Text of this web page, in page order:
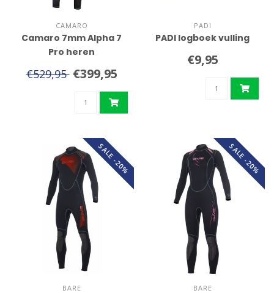
CAMARO
Camaro 7mm Alpha 7
Pro heren
€529,95 €399,95
PADI
PADI logboek vulling
€9,95
SALE -20%
BARE
SALE -20%
BARE